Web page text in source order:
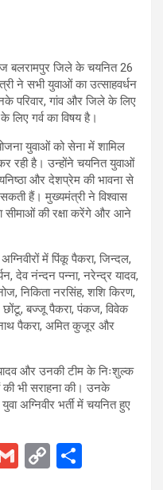
बलरामपुर जिले के चयनित 26
ने सभी युवाओं का उत्साहवर्धन
परिवार, गांव और जिले के लिए
लिए गर्व का विषय है।
युवाओं को सेना में शामिल
रही है। उन्होंने चयनित युवाओं
और देशप्रेम की भावना से
हैं। मुख्यमंत्री ने विश्वास
सीमाओं की रक्षा करेंगे और आने
में पिंकू पैकरा, जिन्दल,
देव नंन्दन पन्ना, नरेन्द्र यादव,
निकिता नरसिंह, शशि किरण,
छोंटू, बज्जू पैकरा, पंकज, विवेक
पैकरा, अमित कुजूर और
और उनकी टीम के निःशुल्क
की भी सराहना की। उनके
अग्निवीर भर्ती में चयनित हुए
G
C